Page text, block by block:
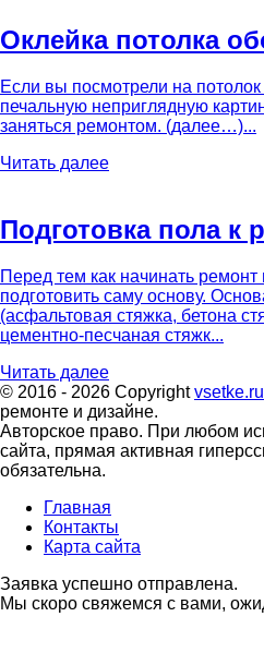
Оклейка потолка
Если вы посмотрели на
печальную неприглядную
заняться ремонтом. (далее…)...
Читать далее
Подготовка пола к
Перед тем как начинать
подготовить саму основу.
(асфальтовая стяжка, бетона
цементно-песчаная стяжк...
Читать далее
© 2016 - 2026 Copyrightvsetke.ru
ремонте и дизайне.
Авторское право. При любом
сайта, прямая активная
обязательна.
Главная
Контакты
Карта сайта
Заявка успешно отправлена.
Мы скоро свяжемся с вами,